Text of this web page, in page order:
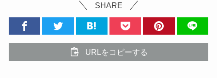
SHARE
URLをコピーする